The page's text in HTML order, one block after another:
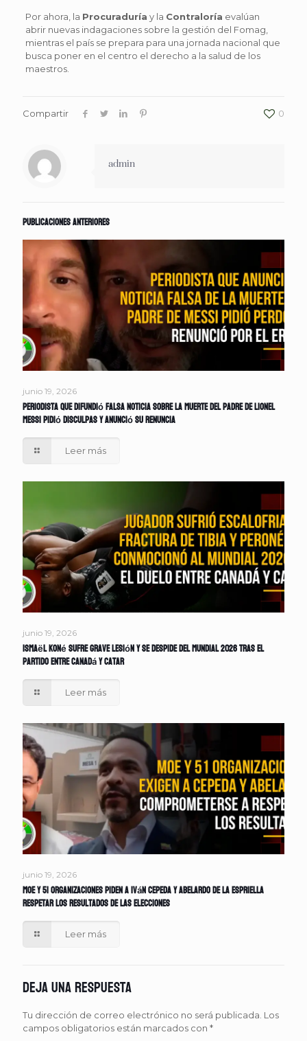
Por ahora, la Procuraduría y la Contraloría evalúan
abrir nuevas indagaciones sobre la gestión del Fomag,
mientras el país se prepara para una jornada nacional que
busca poner en el centro el derecho a la salud de los
maestros.
Compartir 0
admin
Publicaciones anteriores
junio 19, 2026
Periodista que difundió falsa noticia sobre la muerte del padre de Lionel
Messi pidió disculpas y anunció su renuncia
Leer más
junio 19, 2026
Ismaël Koné sufre grave lesión y se despide del Mundial 2026 tras el
partido entre Canadá y Catar
Leer más
junio 19, 2026
MOE y 51 organizaciones piden a Iván Cepeda y Abelardo de la Espriella
respetar los resultados de las elecciones
Leer más
Deja una respuesta
Tu dirección de correo electrónico no será publicada. Los
campos obligatorios están marcados con *